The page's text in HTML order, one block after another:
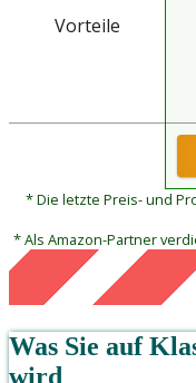
Vorteile
* Die letzte Preis- und
* Als Amazon-Partner
Was Sie auf
wird